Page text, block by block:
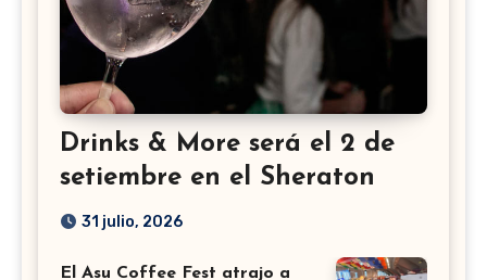
Drinks & More será el 2 de
setiembre en el Sheraton
31 julio, 2026
El Asu Coffee Fest atrajo a